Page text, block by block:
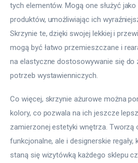
tych elementów. Mogą one służyć
produktów, umożliwiając ich
Skrzynie te, dzięki swojej lekkiej i
mogą być łatwo przemieszczane i
na elastyczne dostosowywanie się do
potrzeb wystawienniczych.
Co więcej, skrzynie ażurowe można
kolory, co pozwala na ich jeszcze
zamierzonej estetyki wnętrza. Tworzą
funkcjonalne, ale i designerskie
staną się wizytówką każdego sklepu